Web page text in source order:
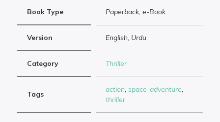
Book Type Paperback, e-Book
Version English, Urdu
Category Thriller
Tags
action, space-adventure,
thriller